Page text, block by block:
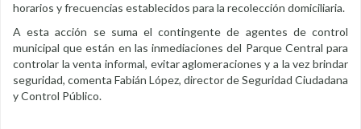
horarios y frecuencias establecidos para la recolección domiciliaria.
A esta acción se suma el contingente de agentes de control
municipal que están en las inmediaciones del Parque Central para
controlar la venta informal, evitar aglomeraciones y a la vez brindar
seguridad, comenta Fabián López, director de Seguridad Ciudadana
y Control Público.